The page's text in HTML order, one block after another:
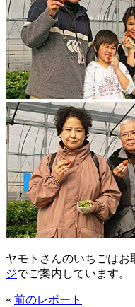
ヤモトさんのいちごはお
ジでご案内しています。
« 前のレポート